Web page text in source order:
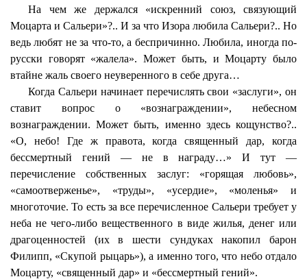
На чем же держался «искренний союз, связующий
Моцарта и Сальери»?.. И за что Изора любила Сальери?.. Но
ведь любят не за что-то, а беспричинно. Любила, иногда по-
русски говорят «жалела». Может быть, и Моцарту было
втайне жаль своего неуверенного в себе друга…
Когда Сальери начинает перечислять свои «заслуги», он
ставит вопрос о «вознаграждении», небесном
вознаграждении. Может быть, именно здесь кощунство?..
«О, небо! Где ж правота, когда священный дар, когда
бессмертный гений — не в награду…» И тут —
перечисление собственных заслуг: «горящая любовь»,
«самоотверженье», «труды», «усердие», «моленья» и
многоточие. То есть за все перечисленное Сальери требует у
неба не чего-либо вещественного в виде жилья, денег или
драгоценностей (их в шести сундуках накопил барон
Филипп, «Скупой рыцарь»), а именно того, что небо отдало
Моцарту, «священный дар» и «бессмертный гений».